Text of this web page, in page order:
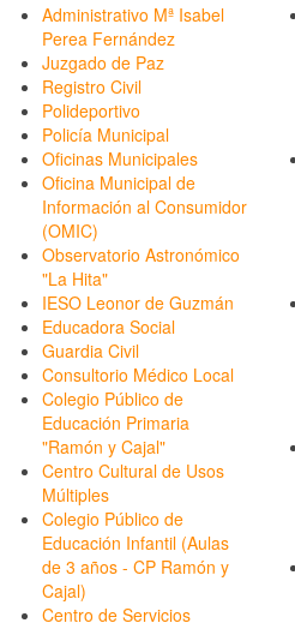
Administrativo Mª Isabel
Perea Fernández
Juzgado de Paz
Registro Civil
Polideportivo
Policía Municipal
Oficinas Municipales
Oficina Municipal de
Información al Consumidor
(OMIC)
Observatorio Astronómico
"La Hita"
IESO Leonor de Guzmán
Educadora Social
Guardia Civil
Consultorio Médico Local
Colegio Público de
Educación Primaria
"Ramón y Cajal"
Centro Cultural de Usos
Múltiples
Colegio Público de
Educación Infantil (Aulas
de 3 años - CP Ramón y
Cajal)
Centro de Servicios